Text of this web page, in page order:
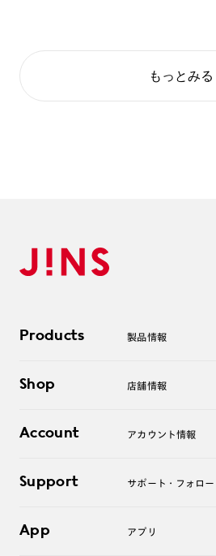
もっとみる
Products 製品情報
サングラス
コンタクトレンズ
アクセサリー
Shop 店舗情報
オンラインショップ
Account アカウント情報
ログアウト
Support サポート・フォロー
よくあるご質問
App アプリ